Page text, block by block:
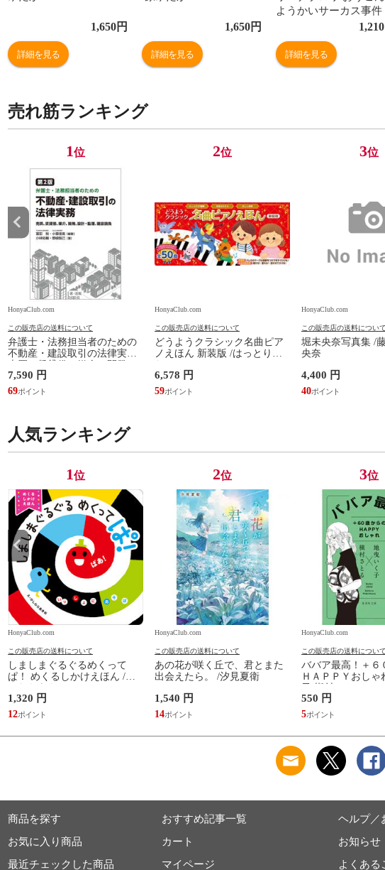
1,650円
詳細を見る
1,650円
詳細を見る
ようかいサーカス事件
原ゆたか 岐部昌幸 花
金井正幸
1,210
詳細を見る
売れ筋ランキング
1位
HonyaClub.com
この販売店の送料について
弁護士・法務担当者のための
不動産・建設取引の法律実務
設計・監理、建設請負 第２版
/富田裕 小里佳嵩
7,590 円
69
2位
HonyaClub.com
この販売店の送料について
どうようクラシック名曲ピア
ノえほん 新装版 /はっとりな
ワコ
6,578 円
59
3位
HonyaClub.com
この販売店の送料につい
堀未央奈写真集 /
央奈
4,400 円
40
人気ランキング
1位
HonyaClub.com
この販売店の送料について
しましまぐるぐるめくって
ぱ！ めくるしかけえほん /か
1,320 円
12
2位
HonyaClub.com
この販売店の送料について
あの花が咲く丘で、君とまた
出会えたら。 /汐見夏衛
1,540 円
14
3位
HonyaClub.com
この販売店の送料につい
ババア最高！＋６
ＨＡＰＰＹおしゃ
550 円
5
商品を探す
お気に入り商品
最近チェックした商品
おすすめ記事一覧
カート
マイページ
ヘルプ／
お知らせ
よくある